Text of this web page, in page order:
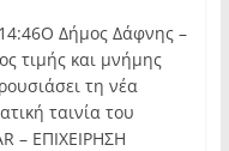
Δήμος Δάφνης –
τιμής και μνήμης
τη νέα
ταινία του
– ΕΠΙΧΕΙΡΗΣΗ